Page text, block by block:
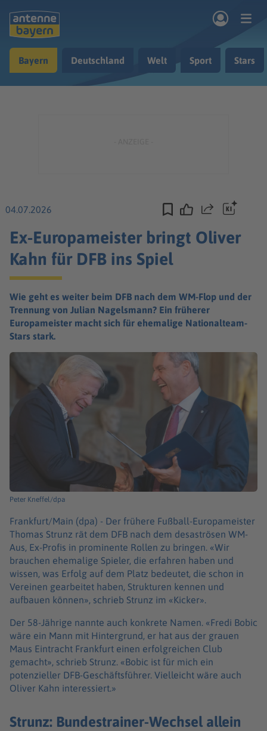
Musik & Radio
Bayern Deutschland Welt Sport Stars
04.07.2026 Teilen
Ex-Europameister bringt Oliver
Kahn für DFB ins Spiel
Wie geht es weiter beim DFB nach dem WM-Flop und der
Trennung von Julian Nagelsmann? Ein früherer
Europameister macht sich für ehemalige Nationalteam-
Stars stark.
Peter Kneffel/dpa
Frankfurt/Main (dpa) - Der frühere Fußball-Europameister
Thomas Strunz rät dem DFB nach dem desaströsen WM-
Aus, Ex-Profis in prominente Rollen zu bringen. «Wir
brauchen ehemalige Spieler, die erfahren haben und
wissen, was Erfolg auf dem Platz bedeutet, die schon in
Vereinen gearbeitet haben, Strukturen kennen und
aufbauen können», schrieb Strunz im «Kicker».
Der 58-Jährige nannte auch konkrete Namen. «Fredi Bobic
wäre ein Mann mit Hintergrund, er hat aus der grauen
Maus Eintracht Frankfurt einen erfolgreichen Club
gemacht», schrieb Strunz. «Bobic ist für mich ein
potenzieller DFB-Geschäftsführer. Vielleicht wäre auch
Oliver Kahn interessiert.»
Strunz: Bundestrainer-Wechsel allein